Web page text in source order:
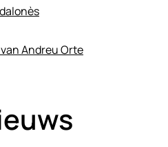
Andreu Orte